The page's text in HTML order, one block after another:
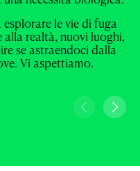
le vie di fuga
alla realtà, nuovi luoghi,
se astraendoci dalla
Vi aspettiamo.